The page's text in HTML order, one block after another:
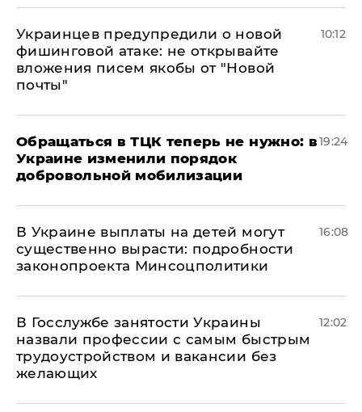
Украинцев предупредили о новой
фишинговой атаке: не открывайте
вложения писем якобы от "Новой
почты"
10:12
Обращаться в ТЦК теперь не нужно: в
Украине изменили порядок
добровольной мобилизации
19:24
В Украине выплаты на детей могут
существенно вырасти: подробности
законопроекта Минсоцполитики
16:08
В Госслужбе занятости Украины
назвали профессии с самым быстрым
трудоустройством и вакансии без
желающих
12:02